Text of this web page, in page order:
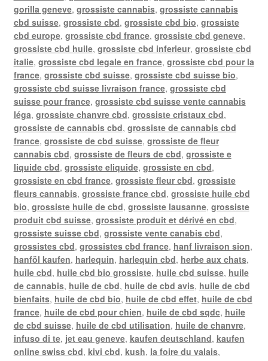
gorilla geneve, grossiste cannabis, grossiste cannabis
cbd suisse, grossiste cbd, grossiste cbd bio, grossiste
cbd europe, grossiste cbd france, grossiste cbd geneve,
grossiste cbd huile, grossiste cbd inferieur, grossiste cbd
italie, grossiste cbd legale en france, grossiste cbd pour la
france, grossiste cbd suisse, grossiste cbd suisse bio,
grossiste cbd suisse livraison france, grossiste cbd
suisse pour france, grossiste cbd suisse vente cannabis
léga, grossiste chanvre cbd, grossiste cristaux cbd,
grossiste de cannabis cbd, grossiste de cannabis cbd
france, grossiste de cbd suisse, grossiste de fleur
cannabis cbd, grossiste de fleurs de cbd, grossiste e
liquide cbd, grossiste eliquide, grossiste en cbd,
grossiste en cbd france, grossiste fleur cbd, grossiste
fleurs cannabis, grossiste france cbd, grossiste huile cbd
bio, grossiste huile de cbd, grossiste lausanne, grossiste
produit cbd suisse, grossiste produit et dérivé en cbd,
grossiste suisse cbd, grossiste vente canabis cbd,
grossistes cbd, grossistes cbd france, hanf livraison sion,
hanföl kaufen, harlequin, harlequin cbd, herbe aux chats,
huile cbd, huile cbd bio grossiste, huile cbd suisse, huile
de cannabis, huile de cbd, huile de cbd avis, huile de cbd
bienfaits, huile de cbd bio, huile de cbd effet, huile de cbd
france, huile de cbd pour chien, huile de cbd sqdc, huile
de cbd suisse, huile de cbd utilisation, huile de chanvre,
infuso di te, jet eau geneve, kaufen deutschland, kaufen
online swiss cbd, kivi cbd, kush, la foire du valais,